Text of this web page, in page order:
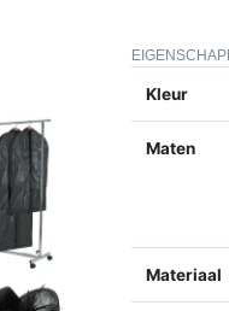
Kleur
Maten
Materiaal